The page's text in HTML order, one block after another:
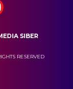
SIBER
RESERVED